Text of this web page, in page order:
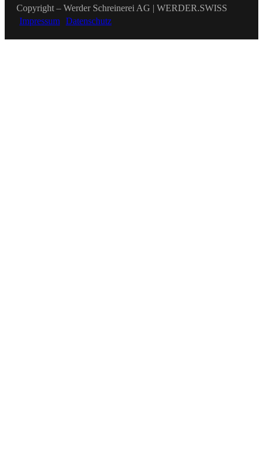
Copyright – Werder Schreinerei AG | WERDER.SWISS
Impressum Datenschutz